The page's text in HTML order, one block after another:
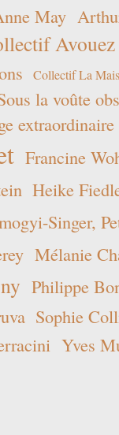
May
Avouez
Collectif La
la voûte
extraordinaire
Francine
Heike
Singer,
Mélanie
Philippe
Sophie
Yves